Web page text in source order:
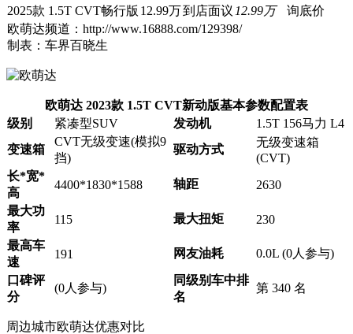
2025款 1.5T CVT畅行版 12.99万到店面议 12.99万
询底价
欧萌达频道：http://www.16888.com/129398/
制表：车界百晓生
欧萌达 2023款 1.5T CVT新动版基本参数配置表
级别
紧凑型SUV 发动机
1.5T 156马力 L4
变速箱
CVT无级变速(模拟9
挡)
驱动方式
无级变速箱
(CVT)
长*宽*
高
4400*1830*1588 轴距
2630
最大功
率
115 最大扭矩
230
最高车
速
191 网友油耗
0.0L (0人参与)
口碑评
分
(0人参与)
同级别车中排
名
第 340 名
周边城市欧萌达优惠对比